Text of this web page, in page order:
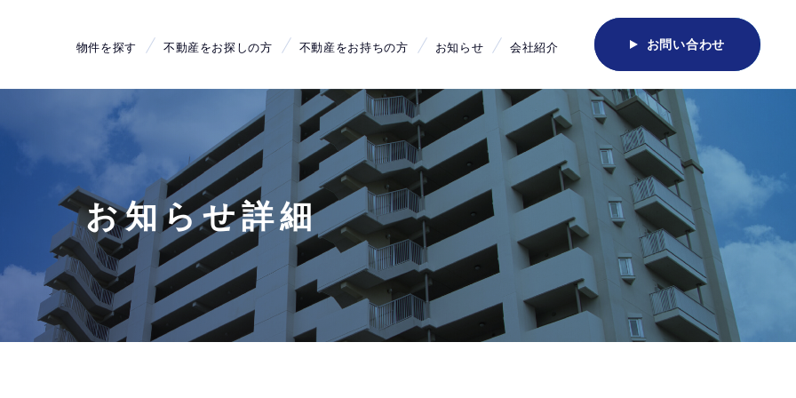
物件を探す 不動産をお探しの方 不動産をお持ちの方 お知らせ 会社紹介 お問い合わせ
お知らせ詳細